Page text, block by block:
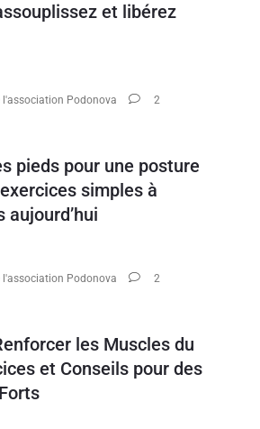
et libérez
l'association Podonova
2
pieds pour une posture
simples à
aujourd’hui
l'association Podonova
2
les Muscles du
et Conseils pour des